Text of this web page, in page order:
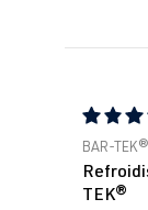
Note
BAR-TEK®
TEK®